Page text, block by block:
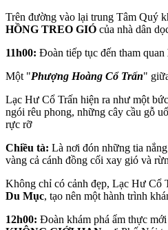
Trên đường vào lại trung Tâm Quý
HỒNG TREO GIÓ của nhà dân
11h00: Đoàn tiếp tục đến tham quan
Một "Phượng Hoàng Cổ Trấn"
Lạc Hư Cổ Trấn hiện ra như một
ngói rêu phong, những cây cầu gỗ
rực rỡ
Chiều tà: Là nơi đón những tia
vàng cả cánh đồng cối xay gió và
Không chỉ có cảnh đẹp, Lạc Hư Cổ
Du Mục, tạo nên một hành trình
12h00: Đoàn khám phá ẩm thực mới